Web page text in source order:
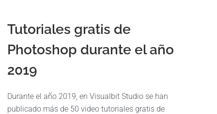
Tutoriales gratis de
Photoshop durante el año
2019
Durante el año 2019, en Visualbit Studio se han
publicado más de 50 video tutoriales gratis de